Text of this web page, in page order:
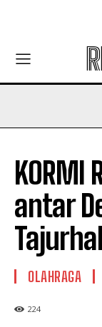
KORMI
antar
OLAHRAGA
224